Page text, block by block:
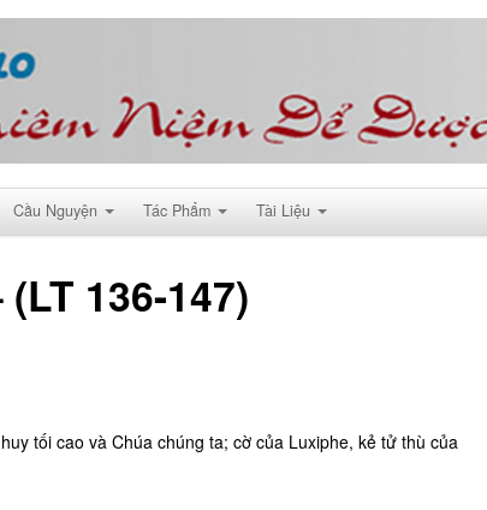
Cầu Nguyện Tác Phẩm Tài Liệu
136-147)
tối cao và Chúa chúng ta; cờ của Luxiphe, kẻ tử thù của